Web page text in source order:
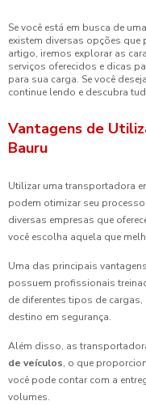
Se você está em busca de
existem diversas opções que
artigo, iremos explorar as
serviços oferecidos e dicas
para sua carga. Se você
continue lendo e descubra
Vantagens de
Bauru
Utilizar uma transportadora
podem otimizar seu
diversas empresas que
você escolha aquela que
Uma das principais
possuem profissionais
de diferentes tipos de
destino em segurança.
Além disso, as
de veículos, o que
você pode contar com a
volumes.